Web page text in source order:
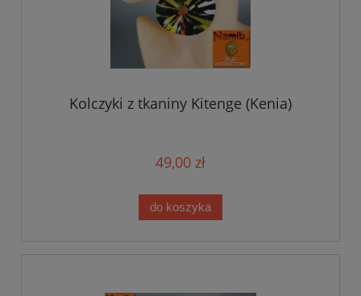
Kolczyki z tkaniny Kitenge (Kenia)
49,00 zł
do koszyka